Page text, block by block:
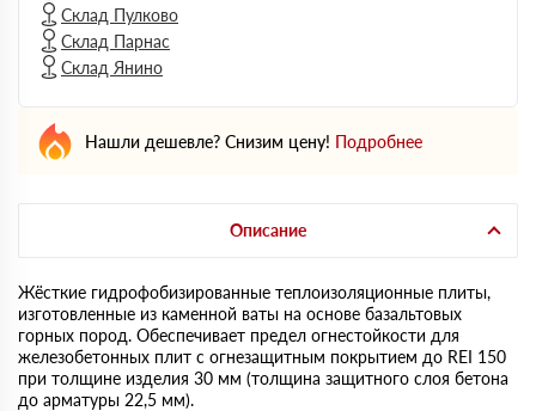
Склад Пулково
Склад Парнас
Склад Янино
Нашли дешевле? Снизим цену! Подробнее
Описание
Жёсткие гидрофобизированные теплоизоляционные плиты,
изготовленные из каменной ваты на основе базальтовых
горных пород. Обеспечивает предел огнестойкости для
железобетонных плит с огнезащитным покрытием до REI 150
при толщине изделия 30 мм (толщина защитного слоя бетона
до арматуры 22,5 мм).